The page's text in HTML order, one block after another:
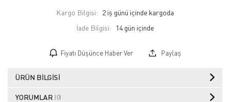
Kargo Bilgisi: 2 iş günü içinde kargoda
İade Bilgisi:
Fiyatı Düşünce Haber Ver Paylaş
ÜRÜN BILGISI
YORUMLAR (0)